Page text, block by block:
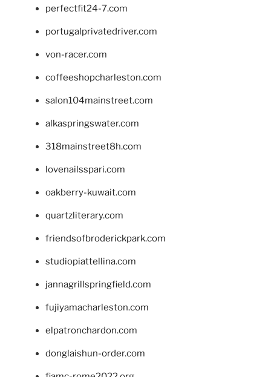
perfectfit24-7.com
portugalprivatedriver.com
von-racer.com
coffeeshopcharleston.com
salon104mainstreet.com
alkaspringswater.com
318mainstreet8h.com
lovenailsspari.com
oakberry-kuwait.com
quartzliterary.com
friendsofbroderickpark.com
studiopiattellina.com
jannagrillspringfield.com
fujiyamacharleston.com
elpatronchardon.com
donglaishun-order.com